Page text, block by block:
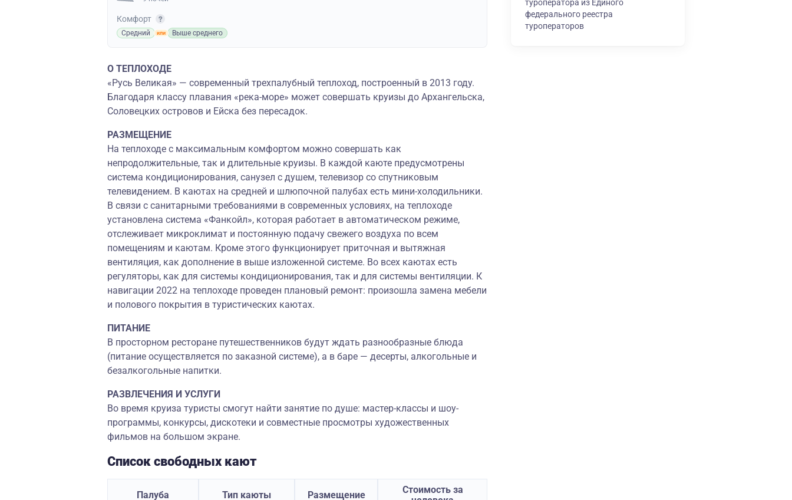
Комфорт
Средний Выше среднего
О ТЕПЛОХОДЕ
«Русь Великая» — современный трехпалубный теплоход, построенный в 2013 году.
Благодаря классу плавания «река-море» может совершать круизы до Архангельска,
Соловецких островов и Ейска без пересадок.
РАЗМЕЩЕНИЕ
На теплоходе с максимальным комфортом можно совершать как
непродолжительные, так и длительные круизы. В каждой каюте предусмотрены
система кондиционирования, санузел с душем, телевизор со спутниковым
телевидением. В каютах на средней и шлюпочной палубах есть мини-холодильники.
В связи с санитарными требованиями в современных условиях, на теплоходе
установлена система «Фанкойл», которая работает в автоматическом режиме,
отслеживает микроклимат и постоянную подачу свежего воздуха по всем
помещениям и каютам. Кроме этого функционирует приточная и вытяжная
вентиляция, как дополнение в выше изложенной системе. Во всех каютах есть
регуляторы, как для системы кондиционирования, так и для системы вентиляции. К
навигации 2022 на теплоходе проведен плановый ремонт: произошла замена мебели
и полового покрытия в туристических каютах.
ПИТАНИЕ
В просторном ресторане путешественников будут ждать разнообразные блюда
(питание осуществляется по заказной системе), а в баре — десерты, алкогольные и
безалкогольные напитки.
РАЗВЛЕЧЕНИЯ И УСЛУГИ
Во время круиза туристы смогут найти занятие по душе: мастер-классы и шоу-
программы, конкурсы, дискотеки и совместные просмотры художественных
фильмов на большом экране.
Список свободных кают
Палуба Тип каюты Размещение
Стоимость за
туроператора из Единого
федерального реестра
туроператоров